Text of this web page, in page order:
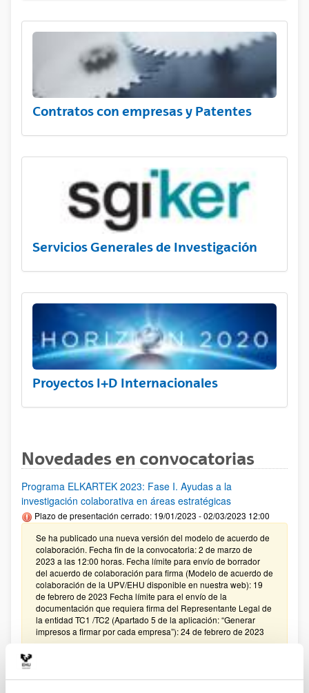
Contratos con empresas y Patentes
Servicios Generales de Investigación
Proyectos I+D Internacionales
Novedades en convocatorias
Programa ELKARTEK 2023: Fase I. Ayudas a la
investigación colaborativa en áreas estratégicas
Plazo de presentación cerrado: 19/01/2023 - 02/03/2023 12:00
Se ha publicado una nueva versión del modelo de acuerdo de
colaboración. Fecha fin de la convocatoria: 2 de marzo de
2023 a las 12:00 horas. Fecha límite para envío de borrador
del acuerdo de colaboración para firma (Modelo de acuerdo de
colaboración de la UPV/EHU disponible en nuestra web): 19
de febrero de 2023 Fecha límite para el envío de la
documentación que requiera firma del Representante Legal de
la entidad TC1 /TC2 (Apartado 5 de la aplicación: “Generar
impresos a firmar por cada empresa”): 24 de febrero de 2023
FUNDACIÓN BBVA-CONVOCATORIA 2022- PROGRAMA DE
INVESTIGACIÓN FUNDAMENTOS